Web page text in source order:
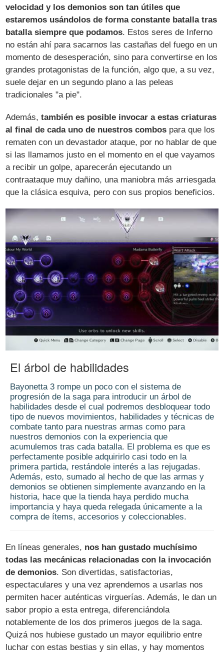
velocidad y los demonios son tan útiles que
estaremos usándolos de forma constante batalla tras
batalla siempre que podamos. Estos seres de Inferno
no están ahí para sacarnos las castañas del fuego en un
momento de desesperación, sino para convertirse en los
grandes protagonistas de la función, algo que, a su vez,
suele dejar en un segundo plano a las peleas
tradicionales "a pie".
Además,también es posible invocar a estas criaturas
al final de cada uno de nuestros combos para que los
rematen con un devastador ataque, por no hablar de que
si las llamamos justo en el momento en el que vayamos
a recibir un golpe, aparecerán ejecutando un
contraataque muy dañino, una maniobra más arriesgada
que la clásica esquiva, pero con sus propios beneficios.
El árbol de habilidades
Bayonetta 3 rompe un poco con el sistema de
progresión de la saga para introducir un árbol de
habilidades desde el cual podremos desbloquear todo
tipo de nuevos movimientos, habilidades y técnicas de
combate tanto para nuestras armas como para
nuestros demonios con la experiencia que
acumulemos tras cada batalla. El problema es que es
perfectamente posible adquirirlo casi todo en la
primera partida, restándole interés a las rejugadas.
Además, esto, sumado al hecho de que las armas y
demonios se obtienen simplemente avanzando en la
historia, hace que la tienda haya perdido mucha
importancia y haya queda relegada únicamente a la
compra de ítems, accesorios y coleccionables.
En líneas generales, nos han gustado muchísimo
todas las mecánicas relacionadas con la invocación
de demonios. Son divertidas, satisfactorias,
espectaculares y una vez aprendemos a usarlas nos
permiten hacer auténticas virguerías. Además, le dan un
sabor propio a esta entrega, diferenciándola
notablemente de los dos primeros juegos de la saga.
Quizá nos hubiese gustado un mayor equilibrio entre
luchar con estas bestias y sin ellas, y hay momentos